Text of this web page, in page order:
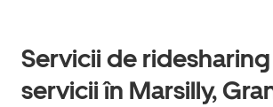
Servicii de
servicii în Marsilly,